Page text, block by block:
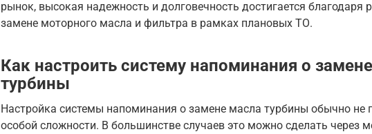
рынок, высокая надежность и долговечность достигается благодаря
замене моторного масла и фильтра в рамках плановых ТО.
Как настроить систему напоминания о
турбины
Настройка системы напоминания о замене масла турбины обычно не
особой сложности. В большинстве случаев это можно сделать через